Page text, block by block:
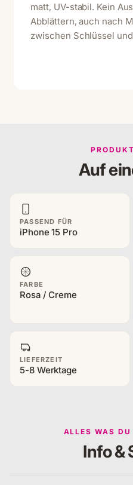
matt, UV-stabil. Kein
Abblättern, auch nach
zwischen Schlüssel
Auf
PASSEND FÜR
iPhone 15 Pro
FARBE
Rosa / Creme
LIEFERZEIT
5-8 Werktage
ALLES WAS
Info &